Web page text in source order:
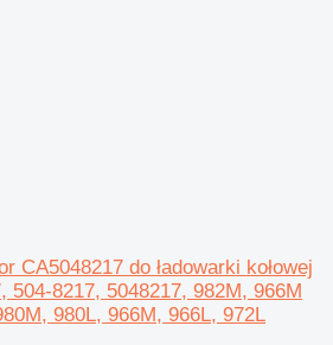
CA5048217 do ładowarki kołowej
504-8217, 5048217, 982M, 966M
980L, 966M, 966L, 972L